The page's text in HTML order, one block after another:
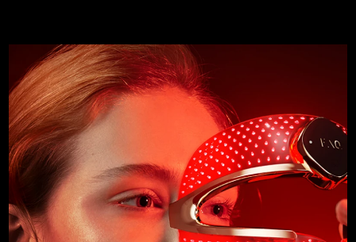
For men, anti-aging massage
LUNA™ 4 mini
For young skin, T-zone
LUNA™ 4 go
For travel or gym bag
Microcurrent line smoothing device
面部提拉護理
Premium anti-aging skincare
BEAR™ 設備
All premium facelift devices
Near-infrared and red light therapy
device
UFO™ 3 mini
Red light therapy device for young skin
UFO™ 3 go
Portable red light therapy
issa™ 4 plus
Smart hybrid silicone sonic toothbrush
issa™ 4 smile
Hybrid silicone sonic toothbrush
issa™ 4 baby
For ages 0-3
抗老
FAQ™ 101
Clinical anti-aging
FAQ™ 102
Advanced clinical anti-aging
LED 護理
FAQ™ 201
LED mask
FAQ™ 202
LED mask
生髮
FAQ™ 301
LED hair strengthening scalp massager
肌膚年輕化
NEW
FAQ™ 501
Full-Spectrum Red Light Therapy
NEW
智利
中國 預計送達日期
哥倫比亞 預計送達日期8/14/26
克羅埃西亞 預計送達日期8/10/26
賽普勒斯 預計送達日期